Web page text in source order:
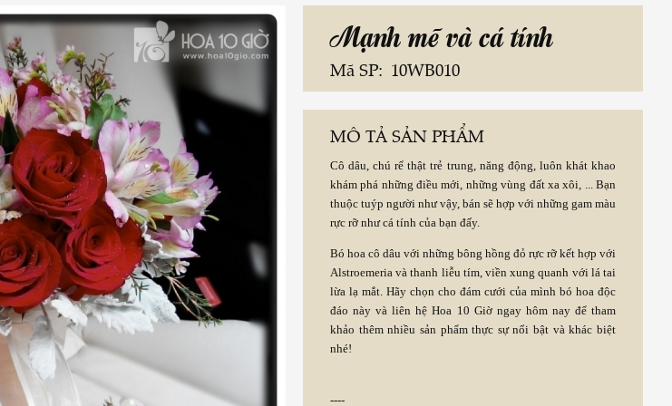
Mạnh mẽ và cá tính
Mã SP: 10WB010
MÔ TẢ SẢN PHẨM
Cô dâu, chú rể thật trẻ trung, năng động, luôn khát khao
khám phá những điều mới, những vùng đất xa xôi, ... Bạn
thuộc tuýp người như vậy, bán sẽ hợp với những gam màu
rực rỡ như cá tính của bạn đấy.
Bó hoa cô dâu với những bông hồng đỏ rực rỡ kết hợp với
Alstroemeria và thanh liễu tím, viền xung quanh với lá tai
lừa lạ mắt. Hãy chọn cho đám cưới của mình bó hoa độc
đáo này vàliên hệ Hoa 10 Giờ ngay hôm nay để tham
khảo thêm nhiều sản phẩm thực sự nổi bật và khác biệt
nhé!